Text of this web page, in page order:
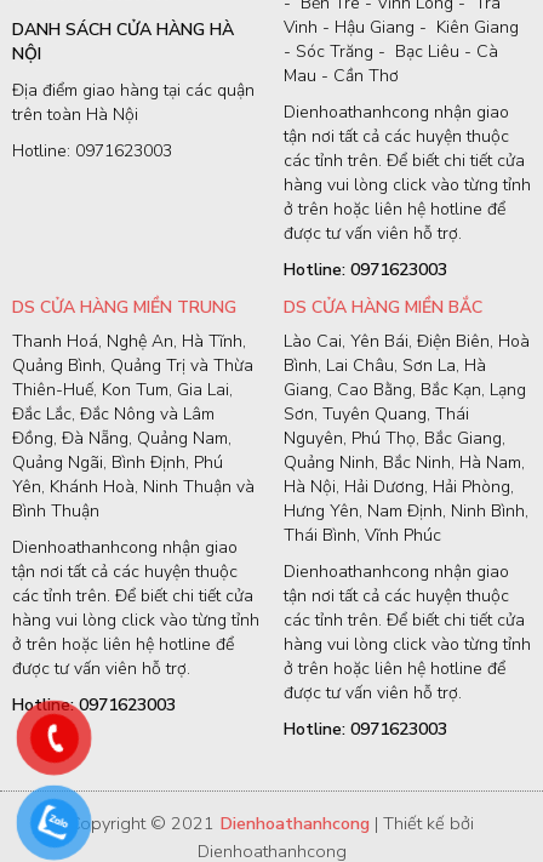
DANH SÁCH CỬA HÀNG HÀ
NỘI
Địa điểm giao hàng tại các quận
trên toàn Hà Nội
Hotline: 0971623003
Vinh - Hậu Giang - Kiên Giang
- Sóc Trăng - Bạc Liêu - Cà
Mau - Cần Thơ
Dienhoathanhcong nhận giao
tận nơi tất cả các huyện thuộc
các tỉnh trên. Để biết chi tiết cửa
hàng vui lòng click vào từng tỉnh
ở trên hoặc liên hệ hotline để
được tư vấn viên hỗ trợ.
Hotline: 0971623003
DS CỬA HÀNG MIỀN TRUNG
Thanh Hoá, Nghệ An, Hà Tĩnh,
Quảng Bình, Quảng Trị và Thừa
Thiên-Huế, Kon Tum, Gia Lai,
Đắc Lắc, Đắc Nông và Lâm
Đồng, Đà Nẵng, Quảng Nam,
Quảng Ngãi, Bình Định, Phú
Yên, Khánh Hoà, Ninh Thuận và
Bình Thuận
Dienhoathanhcong nhận giao
tận nơi tất cả các huyện thuộc
các tỉnh trên. Để biết chi tiết cửa
hàng vui lòng click vào từng tỉnh
ở trên hoặc liên hệ hotline để
được tư vấn viên hỗ trợ.
Hotline: 0971623003
DS CỬA HÀNG MIỀN BẮC
Lào Cai, Yên Bái, Điện Biên, Hoà
Bình, Lai Châu, Sơn La, Hà
Giang, Cao Bằng, Bắc Kạn, Lạng
Sơn, Tuyên Quang, Thái
Nguyên, Phú Thọ, Bắc Giang,
Quảng Ninh, Bắc Ninh, Hà Nam,
Hà Nội, Hải Dương, Hải Phòng,
Hưng Yên, Nam Định, Ninh Bình,
Thái Bình, Vĩnh Phúc
Dienhoathanhcong nhận giao
tận nơi tất cả các huyện thuộc
các tỉnh trên. Để biết chi tiết cửa
hàng vui lòng click vào từng tỉnh
ở trên hoặc liên hệ hotline để
được tư vấn viên hỗ trợ.
Hotline: 0971623003
Copyright © 2021 Dienhoathanhcong | Thiết kế bởi
Dienhoathanhcong